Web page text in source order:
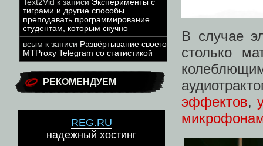
Text2Vid к записи Эксперименты с
тиграми и другие способы
преподавать программирование
студентам, которым скучно
всым к записи Развёртывание своего
MTProxy Telegram со статистикой
РЕКОМЕНДУЕМ
REG.RU
надежный хостинг
В случае
столько
эффектов,